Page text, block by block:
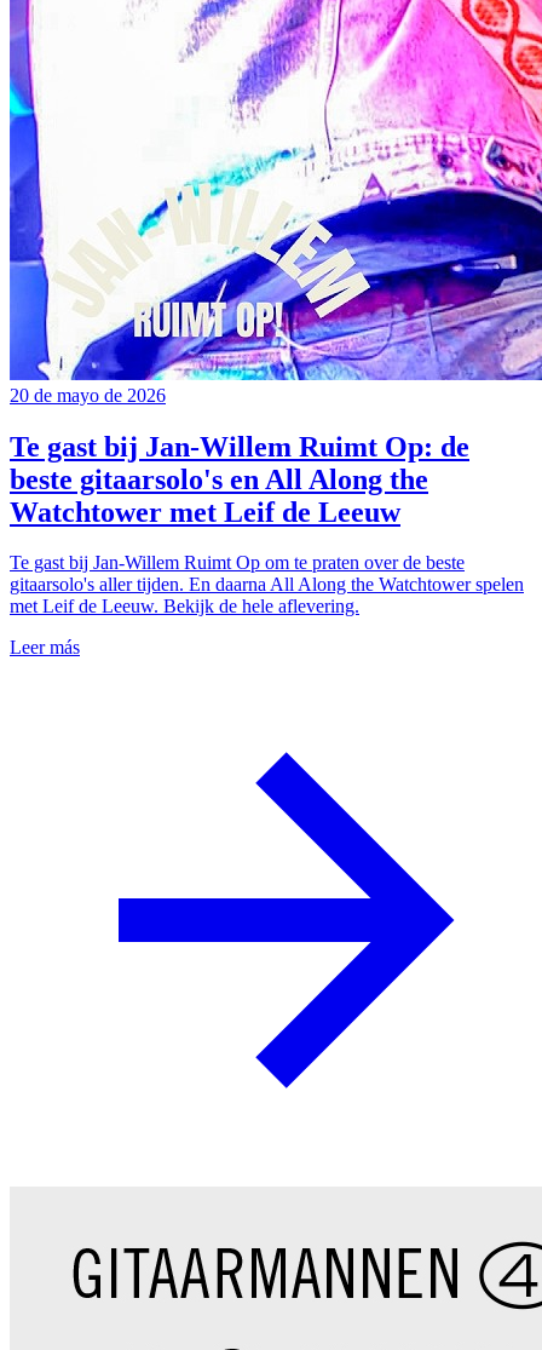
20 de mayo de 2026
Te gast bij Jan-Willem Ruimt Op: de
beste gitaarsolo's en All Along the
Watchtower met Leif de Leeuw
Te gast bij Jan-Willem Ruimt Op om te praten over de beste
gitaarsolo's aller tijden. En daarna All Along the Watchtower spelen
met Leif de Leeuw. Bekijk de hele aflevering.
Leer más